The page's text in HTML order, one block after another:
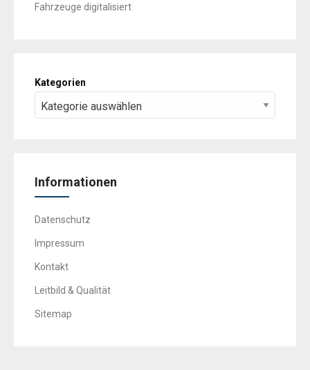
Fahrzeuge digitalisiert
Kategorien
Informationen
Datenschutz
Impressum
Kontakt
Leitbild & Qualität
Sitemap